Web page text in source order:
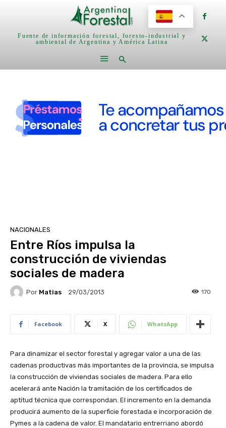
Fuente de información forestal, foresto-industrial y
ambiental de Argentina y América Latina
NACIONALES
Entre Ríos impulsa la
construcción de viviendas
sociales de madera
Por Matias 29/03/2013 170
Facebook X WhatsApp
Para dinamizar el sector forestal y agregar valor a una de las
cadenas productivas más importantes de la provincia, se impulsa
la construcción de viviendas sociales de madera. Para ello
acelerará ante Nación la tramitación de los certificados de
aptitud técnica que correspondan. El incremento en la demanda
producirá aumento de la superficie forestada e incorporación de
Pymes a la cadena de valor. El mandatario entrerriano abordó